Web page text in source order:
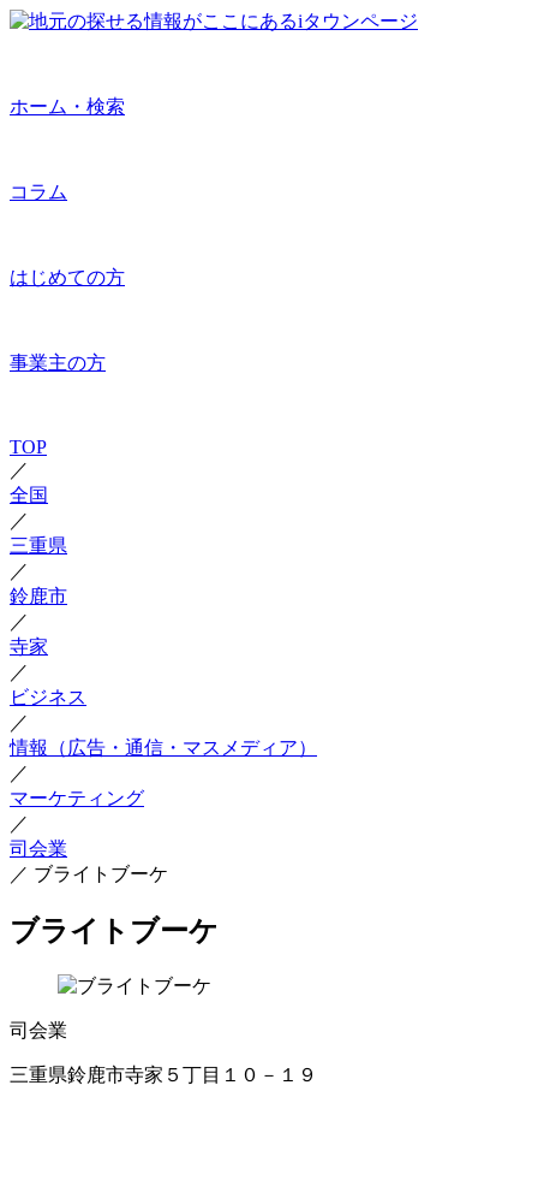
ホーム・検索
コラム
はじめての方
事業主の方
TOP
／
全国
／
三重県
／
鈴鹿市
／
寺家
／
ビジネス
／
情報（広告・通信・マスメディア）
／
マーケティング
／
司会業
／ ブライトブーケ
ブライトブーケ
司会業
三重県鈴鹿市寺家５丁目１０－１９